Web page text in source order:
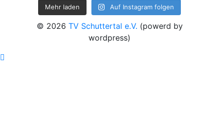
Mehr laden Auf Instagram folgen
© 2026 TV Schuttertal e.V. (powerd by
wordpress)